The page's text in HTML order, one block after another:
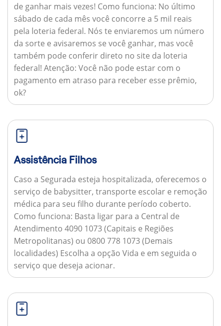
de ganhar mais vezes! Como funciona: No último
sábado de cada mês você concorre a 5 mil reais
pela loteria federal. Nós te enviaremos um número
da sorte e avisaremos se você ganhar, mas você
também pode conferir direto no site da loteria
federal! Atenção: Você não pode estar com o
pagamento em atraso para receber esse prêmio,
ok?
Assistência Filhos
Caso a Segurada esteja hospitalizada, oferecemos o
serviço de babysitter, transporte escolar e remoção
médica para seu filho durante período coberto.
Como funciona: Basta ligar para a Central de
Atendimento 4090 1073 (Capitais e Regiões
Metropolitanas) ou 0800 778 1073 (Demais
localidades) Escolha a opção Vida e em seguida o
serviço que deseja acionar.